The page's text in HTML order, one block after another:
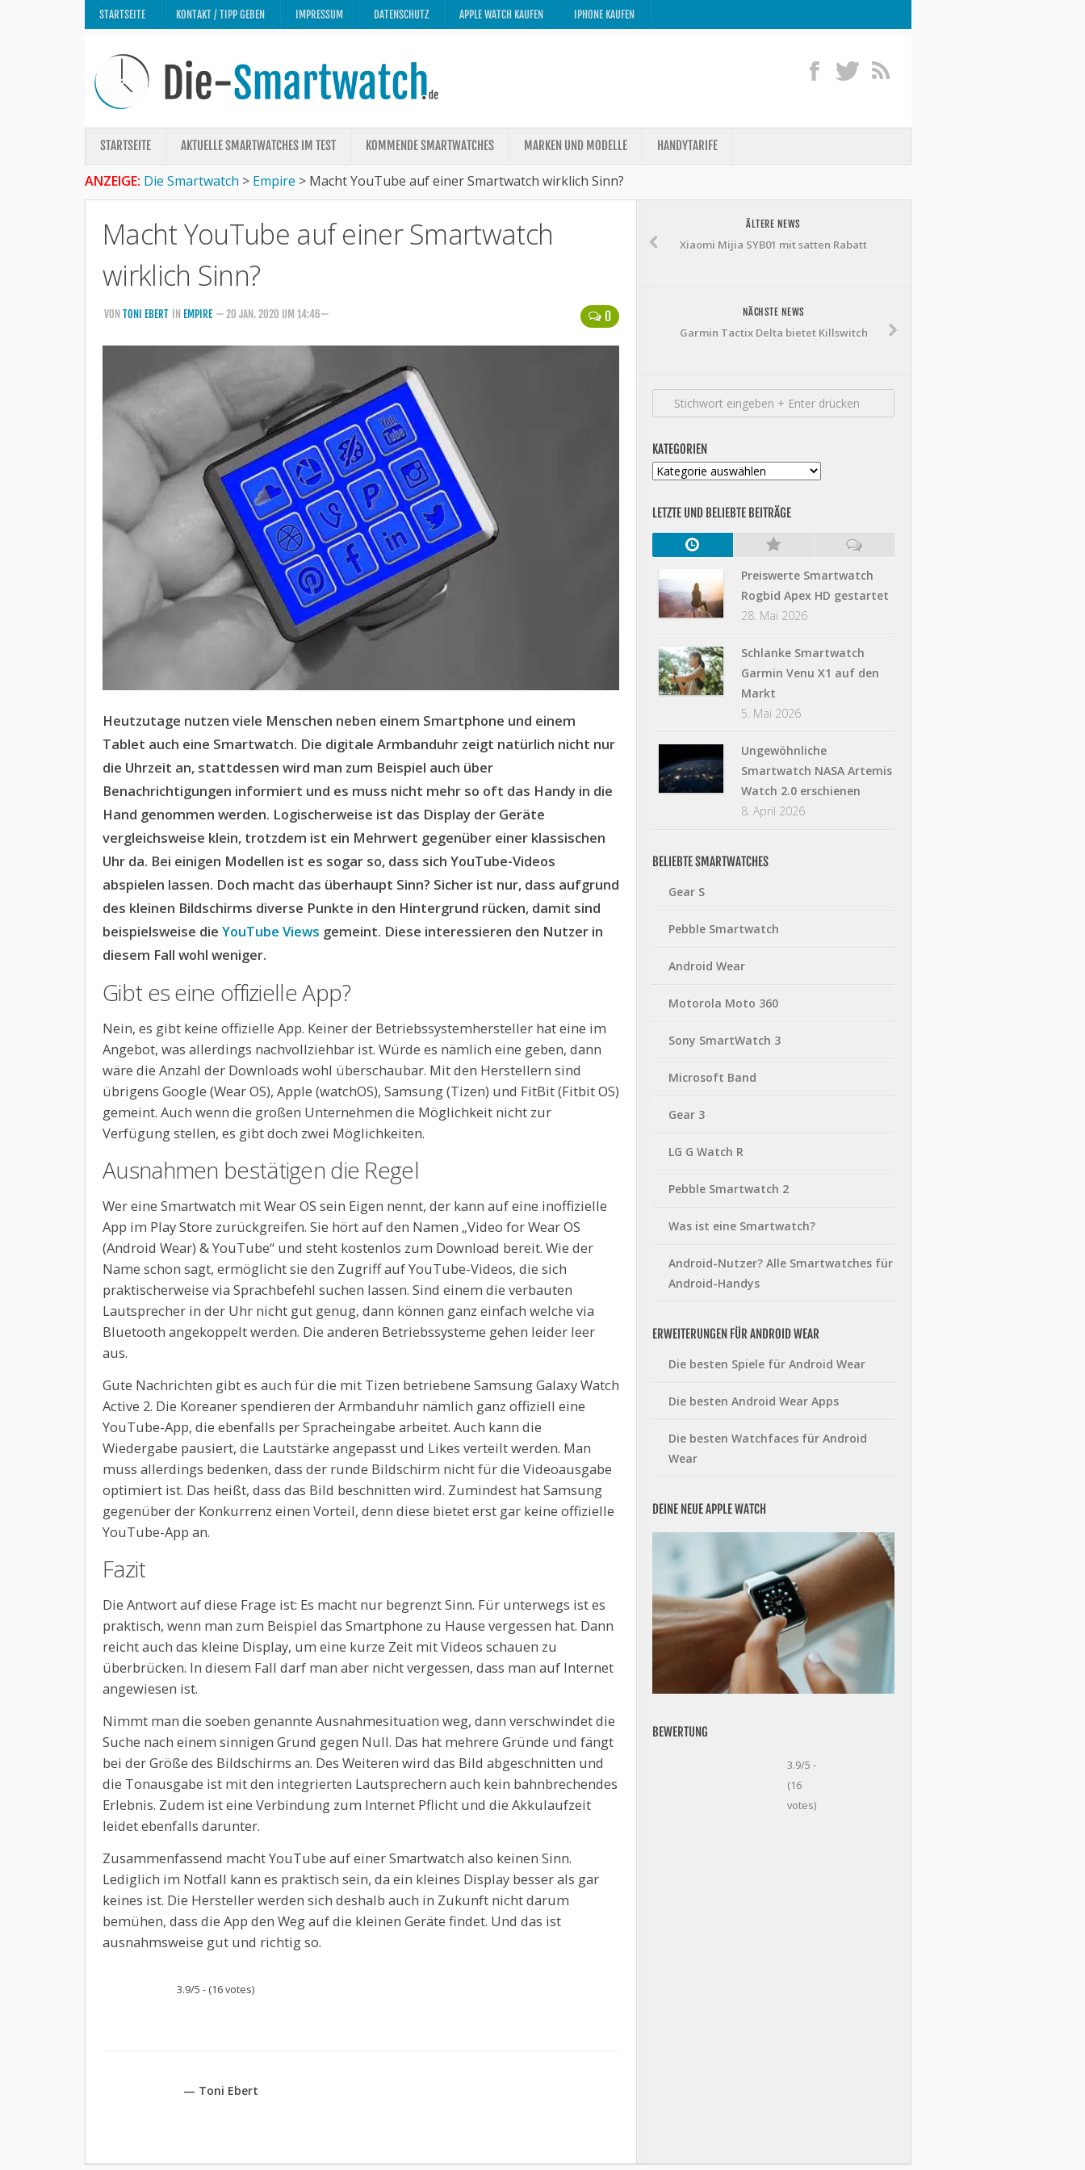
STARTSEITE KONTAKT / TIPP GEBEN IMPRESSUM DATENSCHUTZ APPLE WATCH KAUFEN IPHONE KAUFEN
STARTSEITE AKTUELLE SMARTWATCHES IM TEST KOMMENDE SMARTWATCHES MARKEN UND MODELLE HANDYTARIFE
ANZEIGE: Die Smartwatch > Empire > Macht YouTube auf einer Smartwatch wirklich Sinn?
Macht YouTube auf einer Smartwatch
wirklich Sinn?
0
VON TONI EBERT IN EMPIRE — 20 JAN. 2020 UM 14:46—
Heutzutage nutzen viele Menschen neben einem Smartphone und einem
Tablet auch eine Smartwatch. Die digitale Armbanduhr zeigt natürlich nicht nur
die Uhrzeit an, stattdessen wird man zum Beispiel auch über
Benachrichtigungen informiert und es muss nicht mehr so oft das Handy in die
Hand genommen werden. Logischerweise ist das Display der Geräte
vergleichsweise klein, trotzdem ist ein Mehrwert gegenüber einer klassischen
Uhr da. Bei einigen Modellen ist es sogar so, dass sich YouTube-Videos
abspielen lassen. Doch macht das überhaupt Sinn? Sicher ist nur, dass aufgrund
des kleinen Bildschirms diverse Punkte in den Hintergrund rücken, damit sind
beispielsweise die YouTube Views gemeint. Diese interessieren den Nutzer in
diesem Fall wohl weniger.
Gibt es eine offizielle App?
Nein, es gibt keine offizielle App. Keiner der Betriebssystemhersteller hat eine im
Angebot, was allerdings nachvollziehbar ist. Würde es nämlich eine geben, dann
wäre die Anzahl der Downloads wohl überschaubar. Mit den Herstellern sind
übrigens Google (Wear OS), Apple (watchOS), Samsung (Tizen) und FitBit (Fitbit OS)
gemeint. Auch wenn die großen Unternehmen die Möglichkeit nicht zur
Verfügung stellen, es gibt doch zwei Möglichkeiten.
Ausnahmen bestätigen die Regel
Wer eine Smartwatch mit Wear OS sein Eigen nennt, der kann auf eine inoffizielle
App im Play Store zurückgreifen. Sie hört auf den Namen „Video for Wear OS
(Android Wear) & YouTube“ und steht kostenlos zum Download bereit. Wie der
Name schon sagt, ermöglicht sie den Zugriff auf YouTube-Videos, die sich
praktischerweise via Sprachbefehl suchen lassen. Sind einem die verbauten
Lautsprecher in der Uhr nicht gut genug, dann können ganz einfach welche via
Bluetooth angekoppelt werden. Die anderen Betriebssysteme gehen leider leer
aus.
Gute Nachrichten gibt es auch für die mit Tizen betriebene Samsung Galaxy Watch
Active 2. Die Koreaner spendieren der Armbanduhr nämlich ganz offiziell eine
YouTube-App, die ebenfalls per Spracheingabe arbeitet. Auch kann die
Wiedergabe pausiert, die Lautstärke angepasst und Likes verteilt werden. Man
muss allerdings bedenken, dass der runde Bildschirm nicht für die Videoausgabe
optimiert ist. Das heißt, dass das Bild beschnitten wird. Zumindest hat Samsung
gegenüber der Konkurrenz einen Vorteil, denn diese bietet erst gar keine offizielle
YouTube-App an.
Fazit
Die Antwort auf diese Frage ist: Es macht nur begrenzt Sinn. Für unterwegs ist es
praktisch, wenn man zum Beispiel das Smartphone zu Hause vergessen hat. Dann
reicht auch das kleine Display, um eine kurze Zeit mit Videos schauen zu
überbrücken. In diesem Fall darf man aber nicht vergessen, dass man auf Internet
angewiesen ist.
Nimmt man die soeben genannte Ausnahmesituation weg, dann verschwindet die
Suche nach einem sinnigen Grund gegen Null. Das hat mehrere Gründe und fängt
bei der Größe des Bildschirms an. Des Weiteren wird das Bild abgeschnitten und
die Tonausgabe ist mit den integrierten Lautsprechern auch kein bahnbrechendes
Erlebnis. Zudem ist eine Verbindung zum Internet Pflicht und die Akkulaufzeit
leidet ebenfalls darunter.
Zusammenfassend macht YouTube auf einer Smartwatch also keinen Sinn.
Lediglich im Notfall kann es praktisch sein, da ein kleines Display besser als gar
keines ist. Die Hersteller werden sich deshalb auch in Zukunft nicht darum
bemühen, dass die App den Weg auf die kleinen Geräte findet. Und das ist
ausnahmsweise gut und richtig so.
3.9/5 - (16 votes)
— Toni Ebert
ÄLTERE NEWS
Xiaomi Mijia SYB01 mit satten Rabatt
NÄCHSTE NEWS
Garmin Tactix Delta bietet Killswitch
KATEGORIEN
Kategorien
LETZTE UND BELIEBTE BEITRÄGE
Preiswerte Smartwatch
Rogbid Apex HD gestartet
28. Mai 2026
Schlanke Smartwatch
Garmin Venu X1 auf den
Markt
5. Mai 2026
Ungewöhnliche
Smartwatch NASA Artemis
Watch 2.0 erschienen
8. April 2026
BELIEBTE SMARTWATCHES
Gear S
Pebble Smartwatch
Android Wear
Motorola Moto 360
Sony SmartWatch 3
Microsoft Band
Gear 3
LG G Watch R
Pebble Smartwatch 2
Was ist eine Smartwatch?
Android-Nutzer? Alle Smartwatches für
Android-Handys
ERWEITERUNGEN FÜR ANDROID WEAR
Die besten Spiele für Android Wear
Die besten Android Wear Apps
Die besten Watchfaces für Android
Wear
DEINE NEUE APPLE WATCH
BEWERTUNG
3.9/5 -
(16
votes)